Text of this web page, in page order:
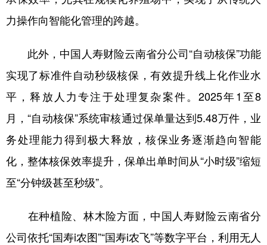
力操作向智能化管理的跨越。
此外，中国人寿财险云南省分公司“自动核保”功能
实现了标准件自动秒级核保，有效提升线上化作业水
平，释放人力专注于处理复杂案件。2025年1至8
月，“自动核保”系统审核通过保单量达到5.48万件，业
务处理能力得到极大释放，核保业务逐渐趋向智能
化，整体核保效率提升，保单出单时间从“小时级”缩短
至“分钟级甚至秒级”。
在种植险、林木险方面，中国人寿财险云南省分
公司依托“国寿i农图”“国寿i农飞”等数字平台，利用无人